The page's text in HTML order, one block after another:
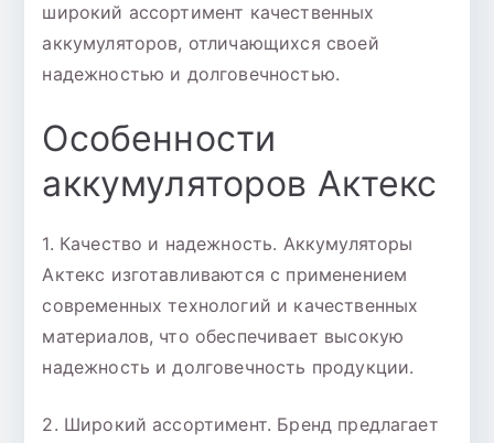
широкий ассортимент качественных
аккумуляторов, отличающихся своей
надежностью и долговечностью.
Особенности
аккумуляторов Актекс
1. Качество и надежность. Аккумуляторы
Актекс изготавливаются с применением
современных технологий и качественных
материалов, что обеспечивает высокую
надежность и долговечность продукции.
2. Широкий ассортимент. Бренд предлагает